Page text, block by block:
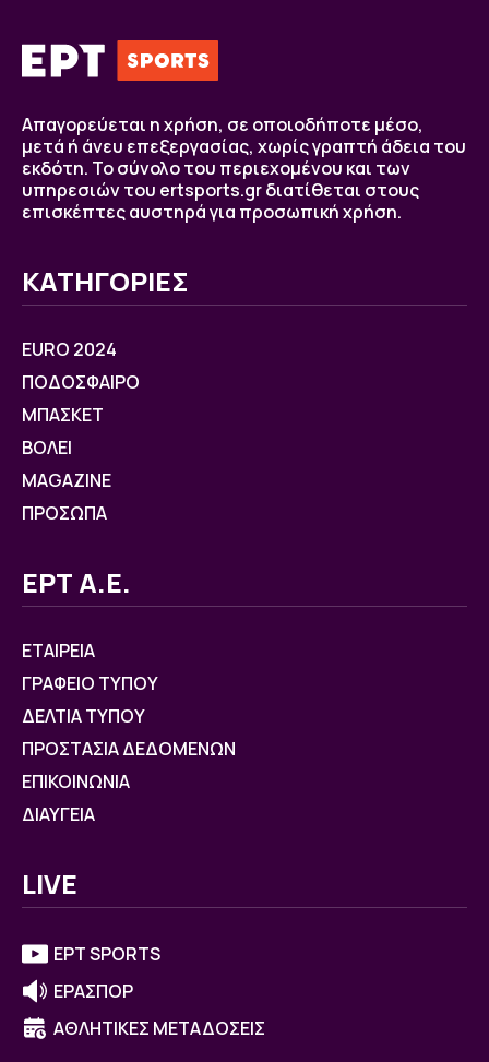
Απαγορεύεται η χρήση, σε οποιοδήποτε μέσο,
μετά ή άνευ επεξεργασίας, χωρίς γραπτή άδεια του
εκδότη. Το σύνολο του περιεχομένου και των
υπηρεσιών του ertsports.gr διατίθεται στους
επισκέπτες αυστηρά για προσωπική χρήση.
ΚΑΤΗΓΟΡΙΕΣ
EURO 2024
ΠΟΔΟΣΦΑΙΡΟ
ΜΠΑΣΚΕΤ
ΒOΛΕΙ
MAGAZINE
ΠΡΟΣΩΠΑ
ΕΡΤ Α.Ε.
ΕΤΑΙΡΕΙΑ
ΓΡΑΦΕΙΟ ΤΥΠΟΥ
ΔΕΛΤΙΑ ΤΥΠΟΥ
ΠΡΟΣΤΑΣΙΑ ΔΕΔΟΜΕΝΩΝ
ΕΠΙΚΟΙΝΩΝΙΑ
ΔΙΑΥΓΕΙΑ
LIVE
ΕΡΤ SPORTS
ΕΡΑΣΠΟΡ
ΑΘΛΗΤΙΚΕΣ ΜΕΤΑΔΟΣΕΙΣ